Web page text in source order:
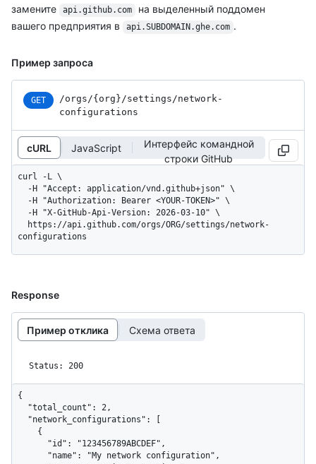
замените
api.github.com
на выделенный поддомен
вашего предприятия в
api.SUBDOMAIN.ghe.com .
Пример запроса
GET /orgs/{org}/settings/network-
configurations
cURL JavaScript
Интерфейс командной
строки GitHub
curl -L \
configurations
Response
Пример отклика Схема ответа
Status: 200
{